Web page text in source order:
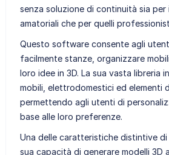
senza soluzione di continuità sia
amatoriali che per quelli
Questo software consente agli
facilmente stanze, organizzare
loro idee in 3D. La sua vasta libreria
mobili, elettrodomestici ed elementi
permettendo agli utenti di
base alle loro preferenze.
Una delle caratteristiche distintive di
sua capacità di generare modelli 3D